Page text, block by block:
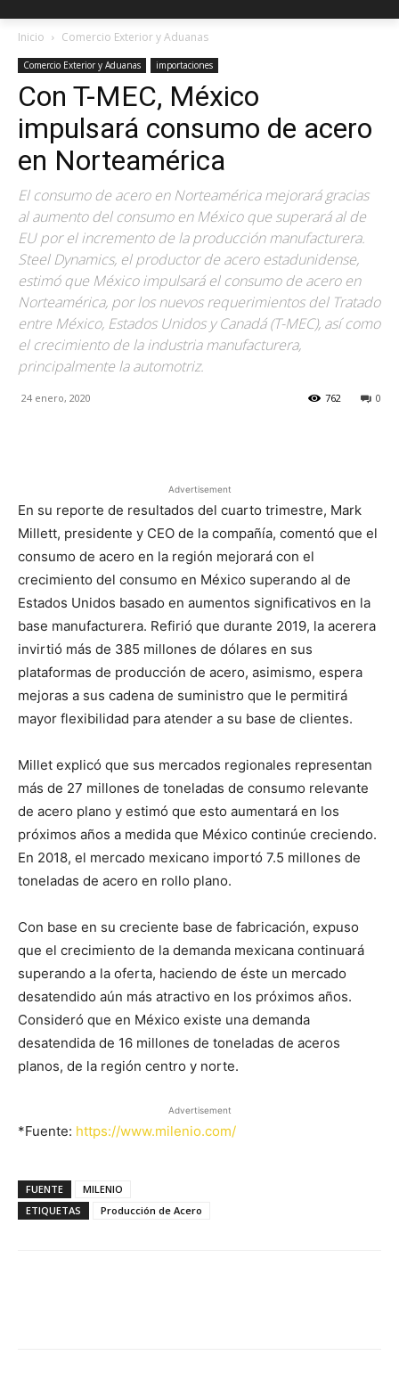
Inicio Comercio Exterior y Aduanas
Comercio Exterior y Aduanas importaciones
Con T-MEC, México
impulsará consumo de acero
en Norteamérica
El consumo de acero en Norteamérica mejorará gracias
al aumento del consumo en México que superará al de
EU por el incremento de la producción manufacturera.
Steel Dynamics, el productor de acero estadunidense,
estimó que México impulsará el consumo de acero en
Norteamérica, por los nuevos requerimientos del Tratado
entre México, Estados Unidos y Canadá (T-MEC), así como
el crecimiento de la industria manufacturera,
principalmente la automotriz.
24 enero, 2020 0
762
Advertisement
En su reporte de resultados del cuarto trimestre, Mark
Millett, presidente y CEO de la compañía, comentó que el
consumo de acero en la región mejorará con el
crecimiento del consumo en México superando al de
Estados Unidos basado en aumentos significativos en la
base manufacturera. Refirió que durante 2019, la acerera
invirtió más de 385 millones de dólares en sus
plataformas de producción de acero, asimismo, espera
mejoras a sus cadena de suministro que le permitirá
mayor flexibilidad para atender a su base de clientes.
Millet explicó que sus mercados regionales representan
más de 27 millones de toneladas de consumo relevante
de acero plano y estimó que esto aumentará en los
próximos años a medida que México continúe creciendo.
En 2018, el mercado mexicano importó 7.5 millones de
toneladas de acero en rollo plano.
Con base en su creciente base de fabricación, expuso
que el crecimiento de la demanda mexicana continuará
superando a la oferta, haciendo de éste un mercado
desatendido aún más atractivo en los próximos años.
Consideró que en México existe una demanda
desatendida de 16 millones de toneladas de aceros
planos, de la región centro y norte.
Advertisement
*Fuente: https://www.milenio.com/
FUENTE
MILENIO
ETIQUETAS
Producción de Acero